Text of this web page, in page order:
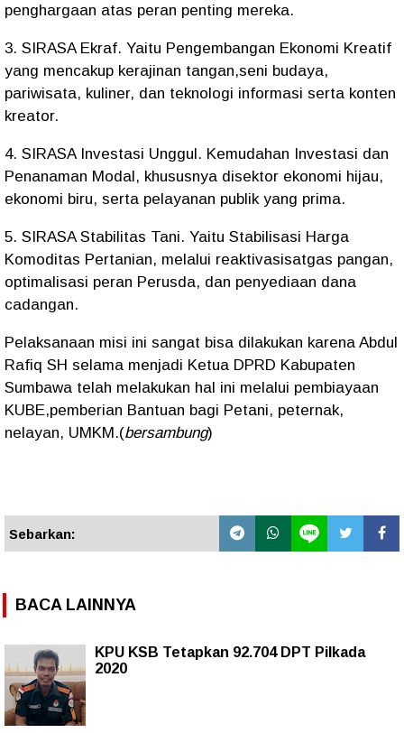
penghargaan atas peran penting mereka.
3. SIRASA Ekraf. Yaitu Pengembangan Ekonomi Kreatif
yang mencakup kerajinan tangan,seni budaya,
pariwisata, kuliner, dan teknologi informasi serta konten
kreator.
4. SIRASA Investasi Unggul. Kemudahan Investasi dan
Penanaman Modal, khususnya disektor ekonomi hijau,
ekonomi biru, serta pelayanan publik yang prima.
5. SIRASA Stabilitas Tani. Yaitu Stabilisasi Harga
Komoditas Pertanian, melalui reaktivasisatgas pangan,
optimalisasi peran Perusda, dan penyediaan dana
cadangan.
Pelaksanaan misi ini sangat bisa dilakukan karena Abdul
Rafiq SH selama menjadi Ketua DPRD Kabupaten
Sumbawa telah melakukan hal ini melalui pembiayaan
KUBE,pemberian Bantuan bagi Petani, peternak,
nelayan, UMKM.(bersambung)
Sebarkan:
BACA LAINNYA
KPU KSB Tetapkan 92.704 DPT Pilkada
2020